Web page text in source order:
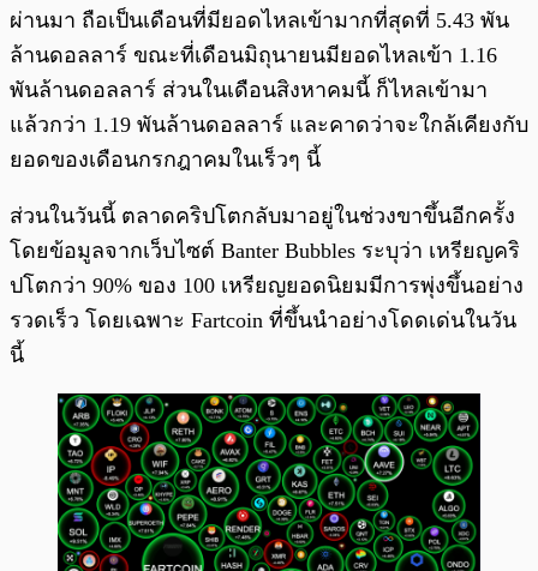
ผ่านมา ถือเป็นเดือนที่มียอดไหลเข้ามากที่สุดที่ 5.43 พัน
ล้านดอลลาร์ ขณะที่เดือนมิถุนายนมียอดไหลเข้า 1.16
พันล้านดอลลาร์ ส่วนในเดือนสิงหาคมนี้ ก็ไหลเข้ามา
แล้วกว่า 1.19 พันล้านดอลลาร์ และคาดว่าจะใกล้เคียงกับ
ยอดของเดือนกรกฎาคมในเร็วๆ นี้
ส่วนในวันนี้ ตลาดคริปโตกลับมาอยู่ในช่วงขาขึ้นอีกครั้ง
โดยข้อมูลจากเว็บไซต์ Banter Bubbles ระบุว่า เหรียญคริ
ปโตกว่า 90% ของ 100 เหรียญยอดนิยมมีการพุ่งขึ้นอย่าง
รวดเร็ว โดยเฉพาะ Fartcoin ที่ขึ้นนำอย่างโดดเด่นในวัน
นี้